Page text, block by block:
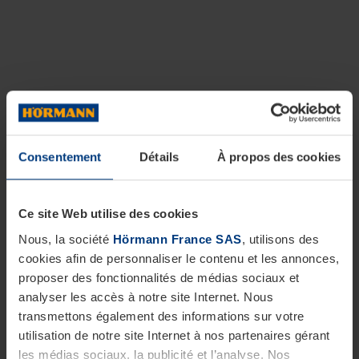
Consentement Détails À propos des cookies
Ce site Web utilise des cookies
Nous, la société Hörmann France SAS, utilisons des
cookies afin de personnaliser le contenu et les annonces,
proposer des fonctionnalités de médias sociaux et
analyser les accès à notre site Internet. Nous
transmettons également des informations sur votre
utilisation de notre site Internet à nos partenaires gérant
les médias sociaux, la publicité et l’analyse. Nos